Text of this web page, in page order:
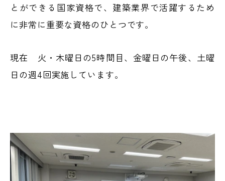
とができる国家資格で、建築業界で活躍するため
に非常に重要な資格のひとつです。
現在 火・木曜日の5時間目、金曜日の午後、土曜
日の週4回実施しています。